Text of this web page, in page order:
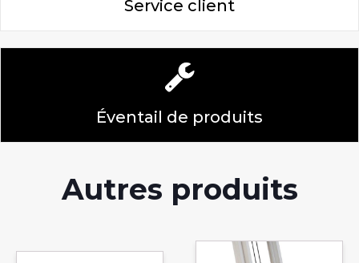
Service client
Éventail de produits
Autres produits